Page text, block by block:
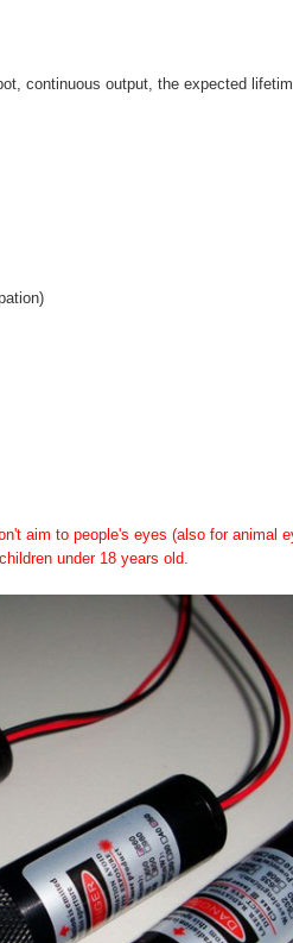
continuous output, the expected
aim to people's eyes (also for animal
under 18 years old.